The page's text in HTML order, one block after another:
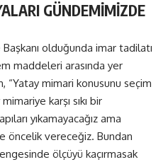
GÜNDEMİMİZDE
olduğunda imar tadilatı
maddeleri arasında yer
“Yatay mimari konusunu seçim
karşı sıkı bir
yıkamayacağız ama
öncelik vereceğiz. Bundan
ölçüyü kaçırmasak